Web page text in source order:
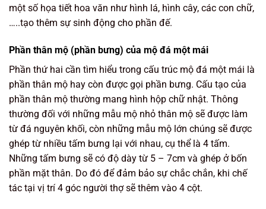
một số họa tiết hoa văn như hình lá, hình cây, các con chữ,
…..tạo thêm sự sinh động cho phần đế.
Phần thân mộ (phần bưng) của mộ đá một mái
Phần thứ hai cần tìm hiểu trong cấu trúc mộ đá một mái là
phần thân mộ hay còn được gọi phần bưng. Cấu tạo của
phần thân mộ thường mang hình hộp chữ nhật. Thông
thường đối với những mẫu mộ nhỏ thân mộ sẽ được làm
từ đá nguyên khối, còn những mẫu mộ lớn chúng sẽ được
ghép từ nhiều tấm bưng lại với nhau, cụ thể là 4 tấm.
Những tấm bưng sẽ có độ dày từ 5 – 7cm và ghép ở bốn
phần mặt thân. Do đó để đảm bảo sự chắc chắn, khi chế
tác tại vị trí 4 góc người thợ sẽ thêm vào 4 cột.